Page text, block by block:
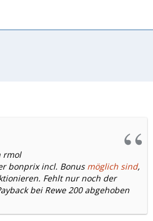
rmol
bonprix incl. Bonus möglich sind,
Fehlt nur noch der
bei Rewe 200 abgehoben